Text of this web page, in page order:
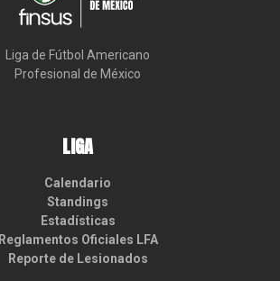
Liga de Fútbol Americano
Profesional de México
LIGA
Calendario
Standings
Estadísticas
Reglamentos Oficiales LFA
Reporte de Lesionados